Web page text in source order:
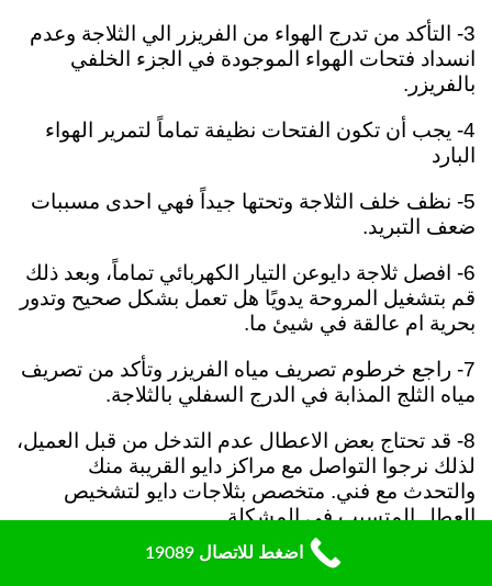
3- التأكد من تدرج الهواء من الفريزر الي الثلاجة وعدم
انسداد فتحات الهواء الموجودة في الجزء الخلفي
بالفريزر.
4- يجب أن تكون الفتحات نظيفة تماماً لتمرير الهواء
البارد
5- نظف خلف الثلاجة وتحتها جيداً فهي احدى مسببات
ضعف التبريد.
6- افصل ثلاجة دايوعن التيار الكهربائي تماماً، وبعد ذلك
قم بتشغيل المروحة يدويًا هل تعمل بشكل صحيح وتدور
بحرية ام عالقة في شيئ ما.
7- راجع خرطوم تصريف مياه الفريزر وتأكد من تصريف
مياه الثلج المذابة في الدرج السفلي بالثلاجة.
8- قد تحتاج بعض الاعطال عدم التدخل من قبل العميل،
لذلك نرجوا التواصل مع مراكز دايو القريبة منك
والتحدث مع فني. متخصص بثلاجات دايو لتشخيص
العطل المتسبب في المشكلة.
9- يمكنك التواصل عن طريق رقم هاتف دايو لصيانة
اضغط للاتصال 19089